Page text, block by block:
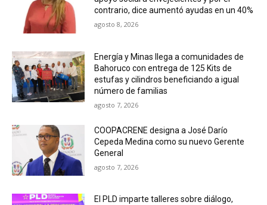
contrario, dice aumentó ayudas en un 40%
agosto 8, 2026
Energía y Minas llega a comunidades de
Bahoruco con entrega de 125 Kits de
estufas y cilindros beneficiando a igual
número de familias
agosto 7, 2026
COOPACRENE designa a José Darío
Cepeda Medina como su nuevo Gerente
General
agosto 7, 2026
El PLD imparte talleres sobre diálogo,